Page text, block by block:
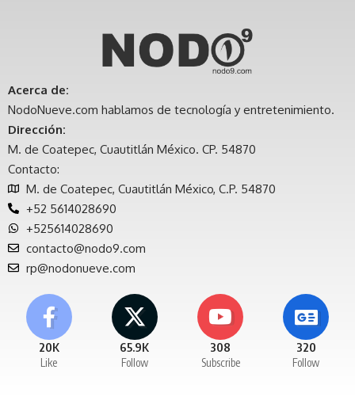
Acerca de:
NodoNueve.com hablamos de tecnología y entretenimiento.
Dirección:
M. de Coatepec, Cuautitlán México. CP. 54870
Contacto:
M. de Coatepec, Cuautitlán México, C.P. 54870
+52 5614028690
+525614028690
contacto@nodo9.com
rp@nodonueve.com
20K
Like
65.9K
Follow
308
Subscribe
320
Follow